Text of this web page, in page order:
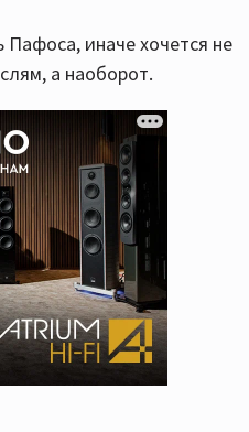
иначе хочется не
а наоборот.